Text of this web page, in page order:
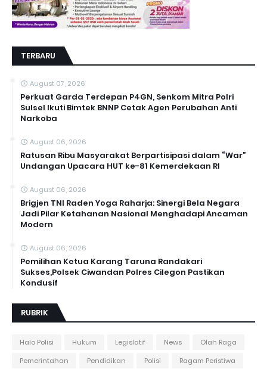
TERBARU
August 07, 2026
Perkuat Garda Terdepan P4GN, Senkom Mitra Polri
Sulsel Ikuti Bimtek BNNP Cetak Agen Perubahan Anti
Narkoba
August 06, 2026
Ratusan Ribu Masyarakat Berpartisipasi dalam “War”
Undangan Upacara HUT ke-81 Kemerdekaan RI
August 06, 2026
Brigjen TNI Raden Yoga Raharja: Sinergi Bela Negara
Jadi Pilar Ketahanan Nasional Menghadapi Ancaman
Modern
August 06, 2026
Pemilihan Ketua Karang Taruna Randakari
Sukses,Polsek Ciwandan Polres Cilegon Pastikan
Kondusif
RUBRIK
Halo Polisi Hukum Legislatif News
Olah Raga
Pemerintahan
Pendidikan Polisi Ragam Peristiwa